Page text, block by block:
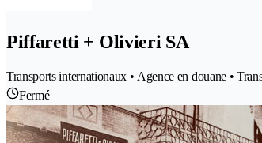
Piffaretti + Olivieri SA
Transports internationaux • Agence en douane •
Fermé